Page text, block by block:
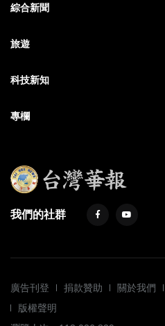
綜合新聞
旅遊
科技新知
專欄
我們的社群
廣告刊登 捐款贊助 關於我們
版權聲明